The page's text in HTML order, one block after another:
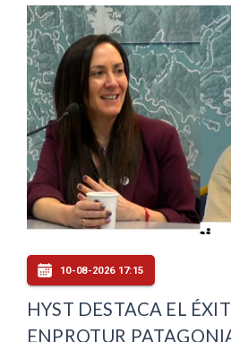
10-08-2026 17:15
HYST DESTACA EL
ENPROTUR